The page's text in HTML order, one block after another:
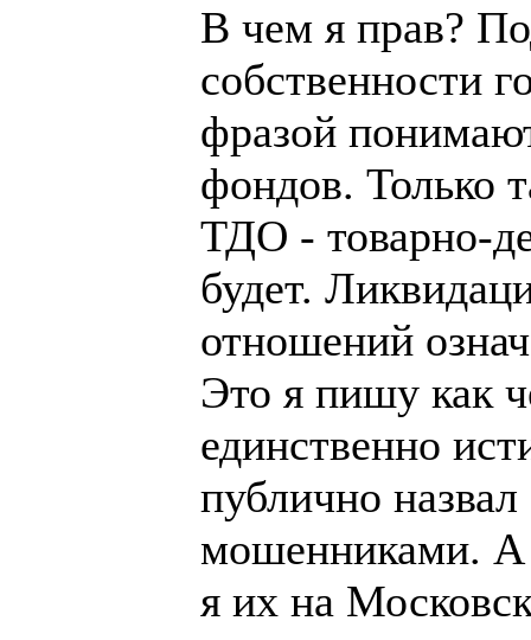
В чем я прав?
собственности
фразой
фондов. Только
ТДО - товарно-
будет.
отношений
Это я пишу как
единственно
публично
мошенниками. А
я их на